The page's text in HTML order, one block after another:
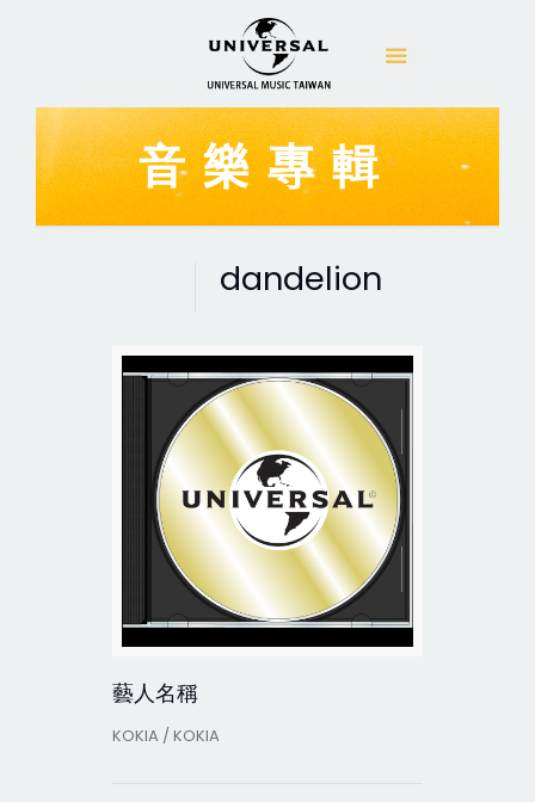
音樂專輯
dandelion
藝人名稱
KOKIA / KOKIA